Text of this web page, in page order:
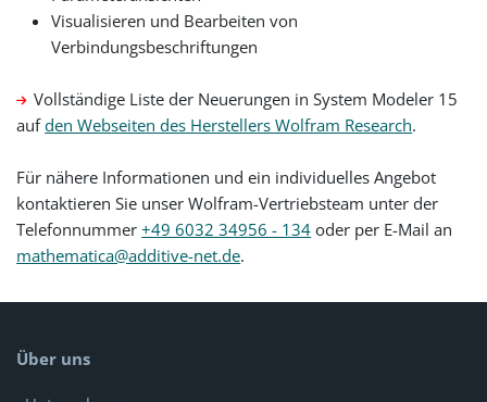
Visualisieren und Bearbeiten von
Verbindungsbeschriftungen
Vollständige Liste der Neuerungen in System Modeler 15
aufden Webseiten des Herstellers Wolfram Research.
Für nähere Informationen und ein individuelles Angebot
kontaktieren Sie unser Wolfram-Vertriebsteam unter der
Telefonnummer+49 6032 34956 - 134 oder per E-Mail an
mathematica@additive-net.de.
Über uns